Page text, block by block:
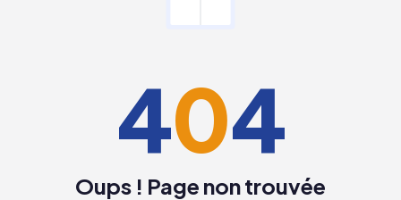
404
Oups ! Page non trouvée